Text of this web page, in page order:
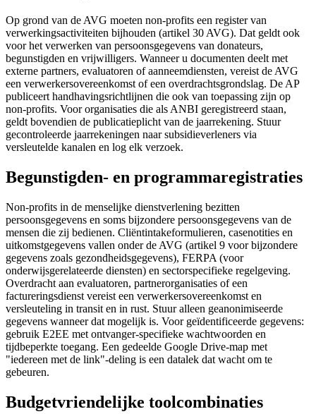
Op grond van de AVG moeten non-profits een register van
verwerkingsactiviteiten bijhouden (artikel 30 AVG). Dat geldt ook
voor het verwerken van persoonsgegevens van donateurs,
begunstigden en vrijwilligers. Wanneer u documenten deelt met
externe partners, evaluatoren of aanneem­diensten, vereist de AVG
een verwerkersovereenkomst of een overdrachtsgrondslag. De AP
publiceert handhavingsrichtlijnen die ook van toepassing zijn op
non-profits. Voor organisaties die als ANBI geregistreerd staan,
geldt bovendien de publicatieplicht van de jaarrekening. Stuur
gecontroleerde jaarrekeningen naar subsidieverleners via
versleutelde kanalen en log elk verzoek.
Begunstigden- en programmaregistraties
Non-profits in de menselijke dienstverlening bezitten
persoonsgegevens en soms bijzondere persoonsgegevens van de
mensen die zij bedienen. Cliënt­intakeformulieren, casenotities en
uitkomstgegevens vallen onder de AVG (artikel 9 voor bijzondere
gegevens zoals gezondheidsgegevens), FERPA (voor
onderwijsgerelateerde diensten) en sectorspecifieke regelgeving.
Overdracht aan evaluatoren, partnerorganisaties of een
factureringsdienst vereist een verwerkersovereenkomst en
versleuteling in transit en in rust. Stuur alleen geanonimiseerde
gegevens wanneer dat mogelijk is. Voor geïdentificeerde gegevens:
gebruik E2EE met ontvanger-specifieke wachtwoorden en
tijdbeperkte toegang. Een gedeelde Google Drive-map met
"iedereen met de link"-deling is een datalek dat wacht om te
gebeuren.
Budgetvriendelijke toolcombinaties